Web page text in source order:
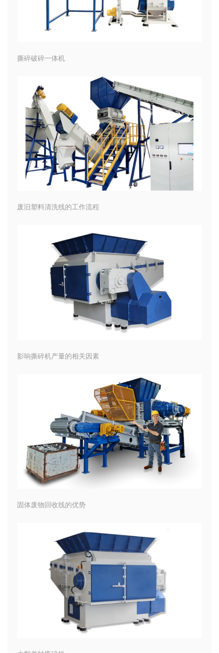
撕碎破碎一体机
废旧塑料清洗线的工作流程
影响撕碎机产量的相关因素
固体废物回收线的优势